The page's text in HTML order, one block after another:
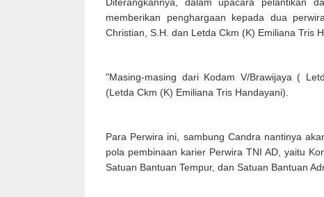
Diterangkannya, dalam upacara pelantikan
memberikan penghargaan kepada dua
Christian, S.H. dan Letda Ckm (K) Emiliana Tris
"Masing-masing dari Kodam V/Brawijaya (
(Letda Ckm (K) Emiliana Tris Handayani).
Para Perwira ini, sambung Candra nantinya
pola pembinaan karier Perwira TNI AD, yaitu
Satuan Bantuan Tempur, dan Satuan Bantuan